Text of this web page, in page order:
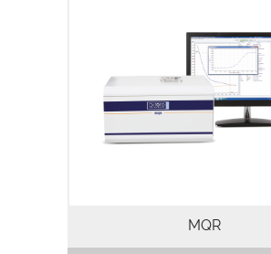
MQR是一种低分辨率、高性能
究系统，用于基于弛豫时间和/或
的应用。该系统含有一个高性能
仪，内置 23MHz(0.54T) 永磁
10mm、18mm 和 26mm 三种规
可供选择。
MQR